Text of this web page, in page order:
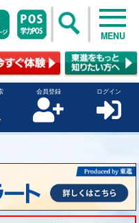
MENU
会員登録 ログイン